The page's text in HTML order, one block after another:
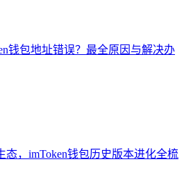
钱包地址错误？最全原因与解决办
态，imToken钱包历史版本进化全梳